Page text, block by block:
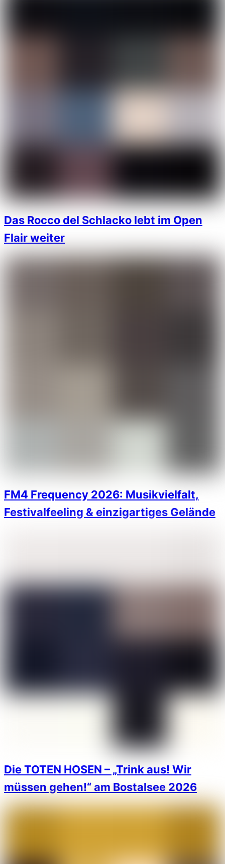
Das Rocco del Schlacko lebt im Open
Flair weiter
FM4 Frequency 2026: Musikvielfalt,
Festivalfeeling & einzigartiges Gelände
Die TOTEN HOSEN – „Trink aus! Wir
müssen gehen!“ am Bostalsee 2026